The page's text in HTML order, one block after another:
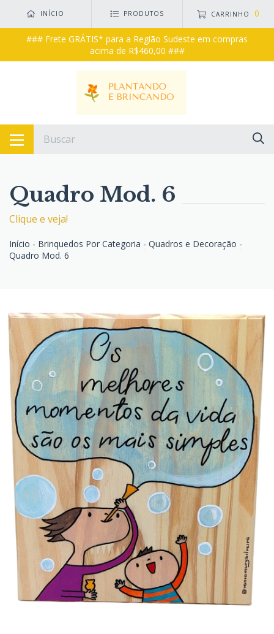
INÍCIO PRODUTOS CARRINHO 0
### Frete GRÁTIS* para a Região Sudeste em compras
acima de R$460,00 ###
Quadro Mod. 6
Clique e veja!
Início - Brinquedos Por Categoria - Quadros e Decoração -
Quadro Mod. 6